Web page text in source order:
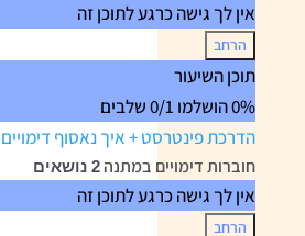
אין לך גישה כרגע לתוכן זה
הרחב
הדרכה
לפינטרסט
תוכן השיעור
0% הושלמו
0/1 שלבים
הדרכת פינטרסט + איך נאסוף
חוברות דימויים במתנה 2 נושאים
אין לך גישה כרגע לתוכן זה
הרחב